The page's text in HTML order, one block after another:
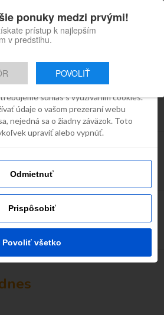
po
Inštaluj
týkajúce sa
mara"
pri Liptovskej Mare za 80€!
horské kempy na Slovensku
Detaily O cookies
sme vám zobrazovali iba obsah, ktorý
súhlas s využívaním cookies.
údaje o vašom prezeraní webu
nejedná sa o žiadny záväzok. Toto
upraviť alebo vypnúť.
Odmietnuť
Prispôsobiť
Povoliť všetko
ponuky medzi prvými!
prístup k najlepším
v predstihu.
POVOLIŤ